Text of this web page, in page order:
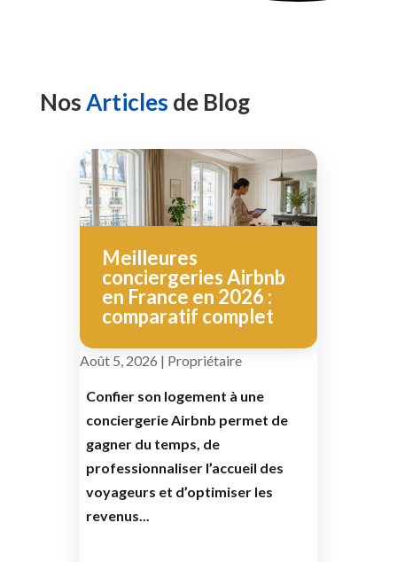
NosArticles de Blog
Meilleures
conciergeries Airbnb
en France en 2026 :
comparatif complet
Août 5, 2026 | Propriétaire
Confier son logement à une
conciergerie Airbnb permet de
gagner du temps, de
professionnaliser l’accueil des
voyageurs et d’optimiser les
revenus...